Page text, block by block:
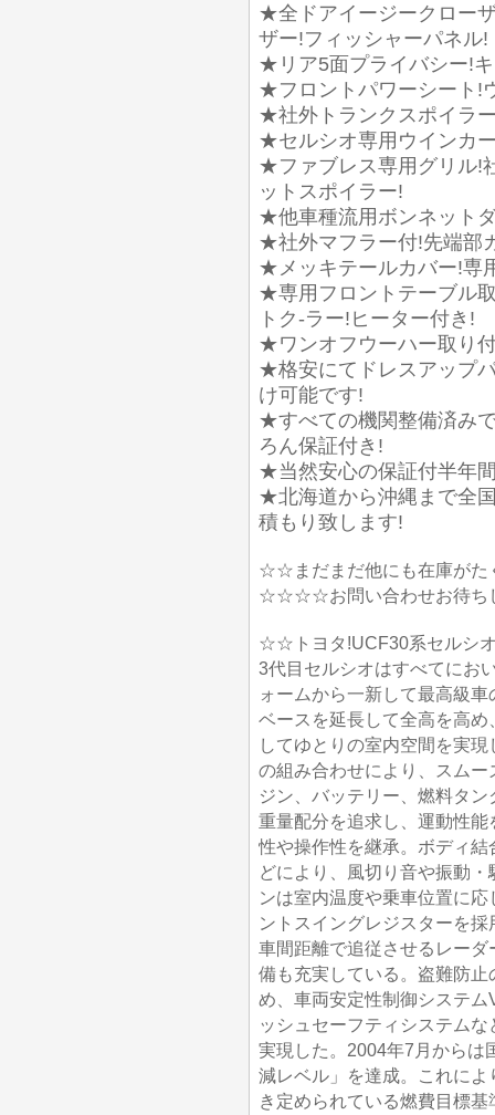
★全ドアイージークロー
ザー!フィッシャーパネル!
★リア5面プライバシー!
★フロントパワーシート!
★社外トランクスポイラ
★セルシオ専用ウインカ
★ファブレス専用グリル!
ットスポイラー!
★他車種流用ボンネット
★社外マフラー付!先端部
★メッキテールカバー!専
★専用フロントテーブル
トク-ラー!ヒーター付き!
★ワンオフウーハー取り
★格安にてドレスアップ
け可能です!
★すべての機関整備済み
ろん保証付き!
★当然安心の保証付半年
★北海道から沖縄まで全
積もり致します!
☆☆まだまだ他にも在庫が
☆☆☆☆お問い合わせお待
☆☆トヨタ!UCF30系セルシ
3代目セルシオはすべてにお
ォームから一新して最高級
ベースを延長して全高を高
してゆとりの室内空間を実
の組み合わせにより、スム
ジン、バッテリー、燃料タ
重量配分を追求し、運動性
性や操作性を継承。ボディ
どにより、風切り音や振動
ンは室内温度や乗車位置に
ントスイングレジスターを
車間距離で追従させるレー
備も充実している。盗難防
め、車両安定性制御システ
ッシュセーフティシステム
実現した。2004年7月からは
減レベル」を達成。これに
き定められている燃費目標